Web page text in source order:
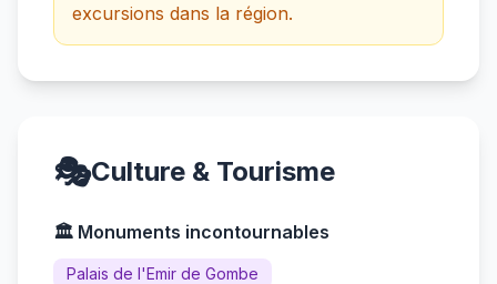
excursions dans la région.
🎭Culture & Tourisme
🏛️ Monuments incontournables
Palais de l'Emir de Gombe